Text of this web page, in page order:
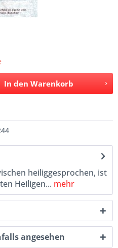
In den Warenkorb
heiliggesprochen, ist
Heiligen... mehr
angesehen